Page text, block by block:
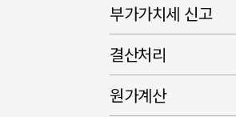
부가가치세 신고
결산처리
원가계산